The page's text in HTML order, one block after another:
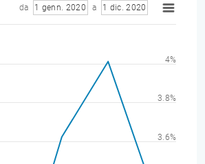
da 1 genn. 2020 a 1 dic. 2020
3.6%
3.8%
4%